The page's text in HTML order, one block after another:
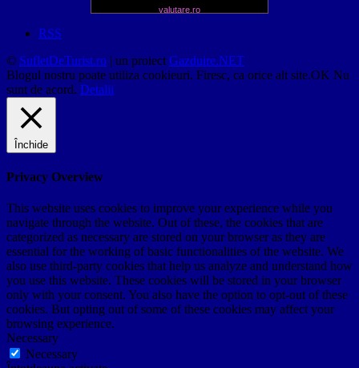
valutare.ro
RSS
© SufletDeTurist.ro | un proiect Gazduire.NET
Blogul nostru poate utiliza cookieuri. Firesc, ca orice alt site.OK Nu
sunt de acord. Detalii
Închide
Privacy Overview
This website uses cookies to improve your experience while you
navigate through the website. Out of these, the cookies that are
categorized as necessary are stored on your browser as they are
essential for the working of basic functionalities of the website. We
also use third-party cookies that help us analyze and understand how
you use this website. These cookies will be stored in your browser
only with your consent. You also have the option to opt-out of these
cookies. But opting out of some of these cookies may affect your
browsing experience.
Necessary
Necessary